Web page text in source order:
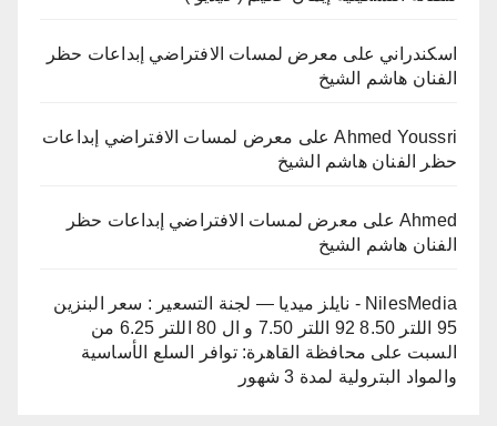
اسكندراني على معرض لمسات الافتراضي إبداعات حظر
الفنان هاشم الشيخ
Ahmed Youssriعلى معرض لمسات الافتراضي إبداعات
حظر الفنان هاشم الشيخ
Ahmed على معرض لمسات الافتراضي إبداعات حظر
الفنان هاشم الشيخ
NilesMedia - نايلز ميديا — لجنة التسعير : سعر البنزين
95 اللتر 8.50 92 اللتر 7.50 و ال 80 اللتر 6.25 من
السبت على محافظة القاهرة: توافر السلع الأساسية
والمواد البترولية لمدة 3 شهور